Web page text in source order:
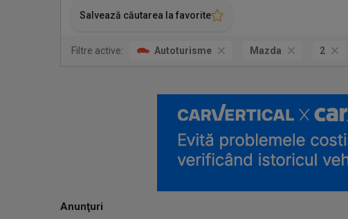
Salvează căutarea la favorite
Filtre active: Autoturisme Mazda 2
Anunţuri